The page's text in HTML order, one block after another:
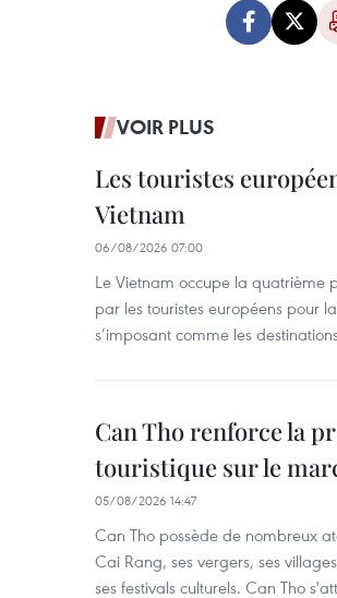
VOIR PLUS
Les touristes
Vietnam
06/08/2026 07:00
Le Vietnam occupe la quatrième
par les touristes européens pour
s’imposant comme les
Can Tho renforce la
touristique sur le
05/08/2026 14:47
Can Tho possède de nombreux
Cai Rang, ses vergers, ses
ses festivals culturels. Can Tho